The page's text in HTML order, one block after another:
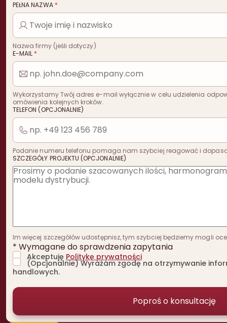
PEŁNA NAZWA *
Nazwa firmy (jeśli dotyczy)
E-MAIL *
Wykorzystamy Twój adres e-mail wyłącznie w celu udzielenia
omówienia kolejnych kroków.
TELEFON (OPCJONALNIE)
Podanie numeru telefonu pomaga nam szybciej reagować i
SZCZEGÓŁY PROJEKTU (OPCJONALNIE)
Im więcej szczegółów udostępnisz, tym szybciej będziemy mogli
* Wymagane do sprawdzenia zapytania
Akceptuję Politykę prywatności
(Opcjonalnie) Wyrażam zgodę na otrzymywanie
handlowych.